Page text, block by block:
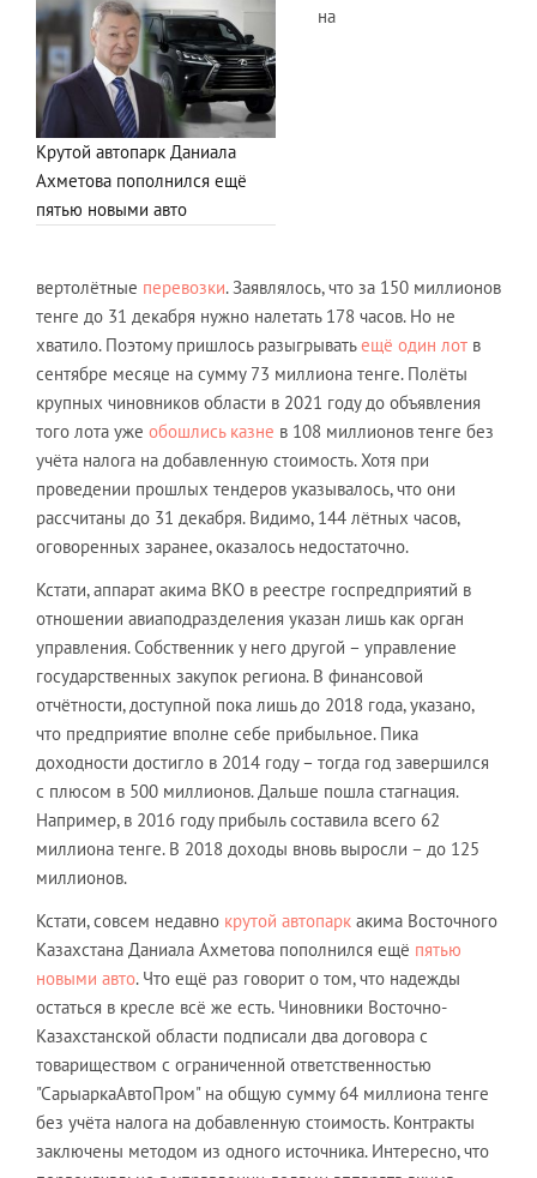
Крутой автопарк Даниала
Ахметова пополнился ещё
пятью новыми авто
на
вертолётные перевозки. Заявлялось, что за 150 миллионов
тенге до 31 декабря нужно налетать 178 часов. Но не
хватило. Поэтому пришлось разыгрыватьещё один лот в
сентябре месяце на сумму 73 миллиона тенге. Полёты
крупных чиновников области в 2021 году до объявления
того лота уже обошлись казне в 108 миллионов тенге без
учёта налога на добавленную стоимость. Хотя при
проведении прошлых тендеров указывалось, что они
рассчитаны до 31 декабря. Видимо, 144 лётных часов,
оговоренных заранее, оказалось недостаточно.
Кстати, аппарат акима ВКО в реестре госпредприятий в
отношении авиаподразделения указан лишь как орган
управления. Собственник у него другой – управление
государственных закупок региона. В финансовой
отчётности, доступной пока лишь до 2018 года, указано,
что предприятие вполне себе прибыльное. Пика
доходности достигло в 2014 году – тогда год завершился
с плюсом в 500 миллионов. Дальше пошла стагнация.
Например, в 2016 году прибыль составила всего 62
миллиона тенге. В 2018 доходы вновь выросли – до 125
миллионов.
Кстати, совсем недавно крутой автопарк акима Восточного
Казахстана Даниала Ахметова пополнился ещё пятью
новыми авто. Что ещё раз говорит о том, что надежды
остаться в кресле всё же есть. Чиновники Восточно-
Казахстанской области подписали два договора с
товариществом с ограниченной ответственностью
"СарыаркаАвтоПром" на общую сумму 64 миллиона тенге
без учёта налога на добавленную стоимость. Контракты
заключены методом из одного источника. Интересно, что